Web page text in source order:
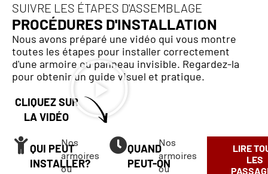
SUIVRE LES ÉTAPES D'ASSEMBLAGE
PROCÉDURES D'INSTALLATION
Nous avons préparé une vidéo qui vous montre
toutes les étapes pour installer correctement
d'une armoire ou panneau invisible. Regardez-la
pour obtenir un guide visuel et pratique.
CLIQUEZ SUR
LA VIDÉO
QUI PEUT
INSTALLER?
Nos
armoires
ou
QUAND
PEUT-ON
Nos
armoires
ou
LIRE
LES